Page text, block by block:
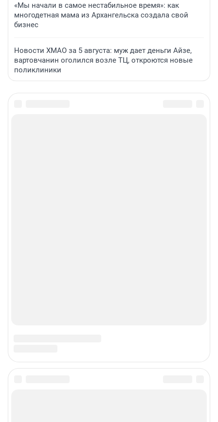
«Мы начали в самое нестабильное время»: как
многодетная мама из Архангельска создала свой
бизнес
Новости ХМАО за 5 августа: муж дает деньги Айзе,
вартовчанин оголился возле ТЦ, откроются новые
поликлиники